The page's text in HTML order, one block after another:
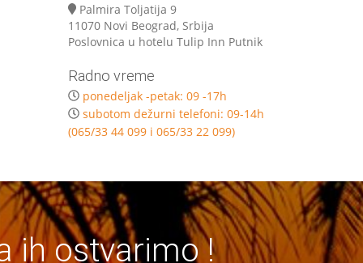
Palmira Toljatija 9
11070 Novi Beograd, Srbija
Poslovnica u hotelu Tulip Inn Putnik
Radno vreme
ponedeljak -petak: 09 -17h
subotom dežurni telefoni: 09-14h
(065/33 44 099 i 065/33 22 099)
ih ostvarimo !